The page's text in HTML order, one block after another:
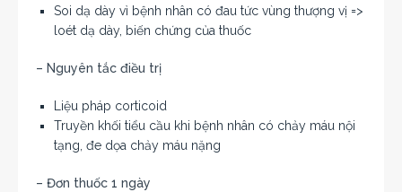
Soi dạ dày vì bệnh nhân có đau tức vùng thượng vị =>
loét dạ dày, biến chứng của thuốc
– Nguyên tắc điều trị
Liệu pháp corticoid
Truyền khối tiểu cầu khi bệnh nhân có chảy máu nội
tạng, đe dọa chảy máu nặng
– Đơn thuốc 1 ngày